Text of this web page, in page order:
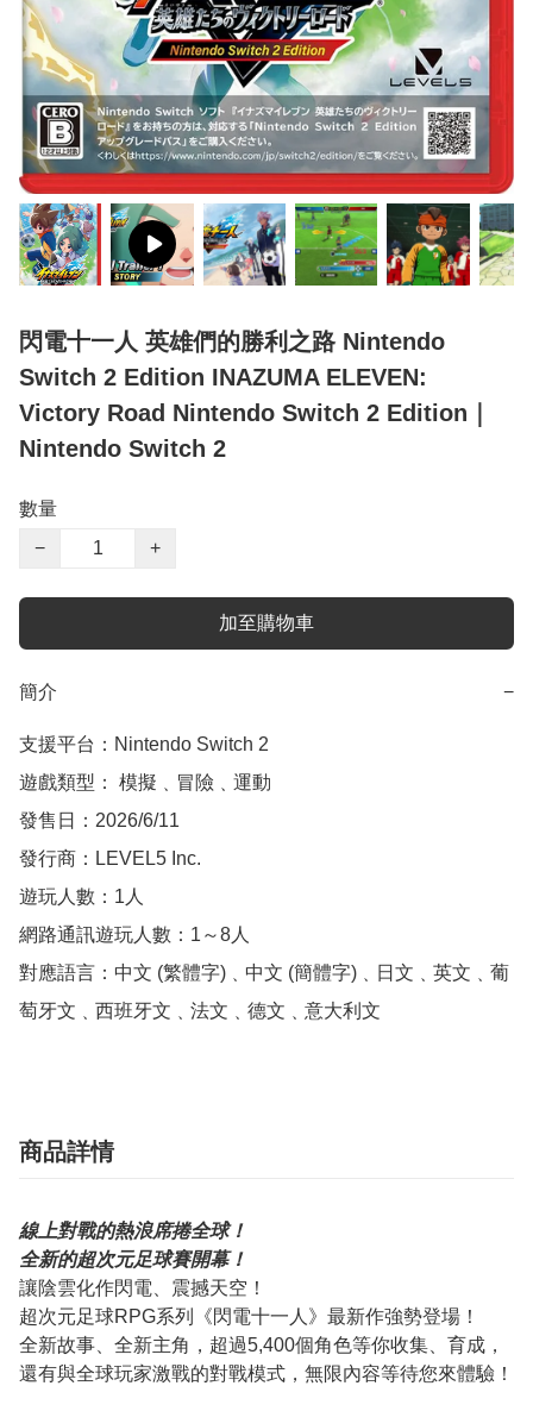
閃電十一人 英雄們的勝利之路 Nintendo
Switch 2 Edition INAZUMA ELEVEN:
Victory Road Nintendo Switch 2 Edition｜
Nintendo Switch 2
數量
−
+
加至購物車
簡介 −
支援平台：Nintendo Switch 2
遊戲類型： 模擬﹑冒險﹑運動
發售日：2026/6/11
發行商：LEVEL5 Inc.
遊玩人數：1人
網路通訊遊玩人數：1～8人
對應語言：中文 (繁體字)﹑中文 (簡體字)﹑日文﹑英文﹑葡
萄牙文﹑西班牙文﹑法文﹑德文﹑意大利文
商品詳情
線上對戰的熱浪席捲全球！
全新的超次元足球賽開幕！
讓陰雲化作閃電、震撼天空！
超次元足球RPG系列《閃電十一人》最新作強勢登場！
全新故事、全新主角，超過5,400個角色等你收集、育成，
還有與全球玩家激戰的對戰模式，無限內容等待您來體驗！